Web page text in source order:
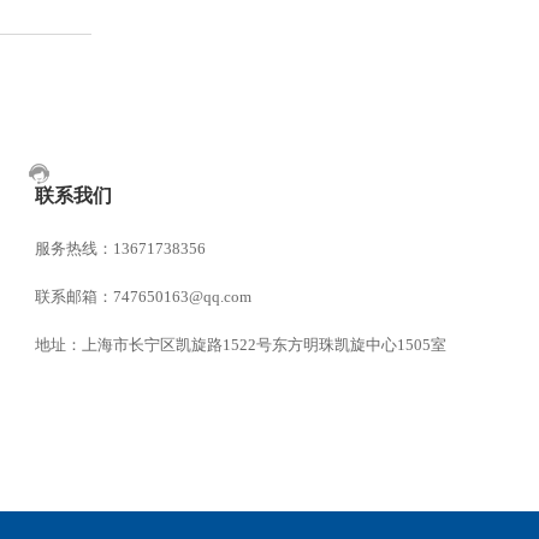
联系我们
服务热线：13671738356
联系邮箱：747650163@qq.com
地址：上海市长宁区凯旋路1522号东方明珠凯旋中心1505室